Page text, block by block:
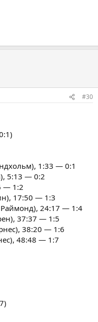
#30
1:33 — 0:1
5:13 — 0:2
— 1:2
17:50 — 1:3
24:17 — 1:4
37:37 — 1:5
38:20 — 1:6
48:48 — 1:7